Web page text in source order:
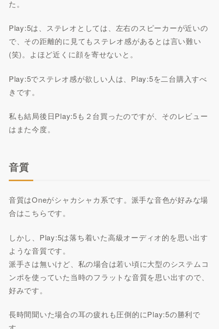
た。
Play:5は、ステレオとしては、左右のスピーカーが近いの
で、その距離的に見てもステレオ感があるとは言い難い
(笑)。よほど近くに顔を寄せないと。
Play:5でステレオ感が欲しい人は、Play:5を二台購入すべ
きです。
私も結局後日Play:5も２台買ったのですが、そのレビュー
はまた今度。
音質
音質はOneがシャカシャカ系です。派手な音色が好みな場
合はこちらです。
しかし、Play:5は落ち着いた高級オーディオ的を思い出す
ような音質です。
派手さは無いけど、私の場合は若い頃に大型のシステムコ
ンポを使っていた当時のフラットな音質を思い出すので、
好みです。
長時間聞いた場合の耳の疲れも圧倒的にPlay:5の勝利で